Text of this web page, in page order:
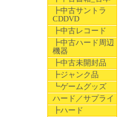
┣中古サントラ
CDDVD
┣中古レコード
┣中古ハード周辺
機器
┣中古未開封品
┣ジャンク品
┗ゲームグッズ
ハード／サプライ
┣ハード